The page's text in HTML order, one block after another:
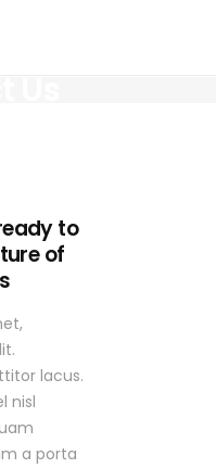
to
of
lacus.
nisl
a porta